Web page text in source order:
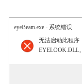
eyeBeam.exe - 系统错误
无法启动此程序
EYELOOK.DLL